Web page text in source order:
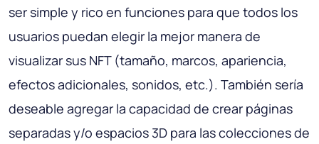
ser simple y rico en funciones para que todos los
usuarios puedan elegir la mejor manera de
visualizar sus NFT (tamaño, marcos, apariencia,
efectos adicionales, sonidos, etc.). También sería
deseable agregar la capacidad de crear páginas
separadas y/o espacios 3D para las colecciones de